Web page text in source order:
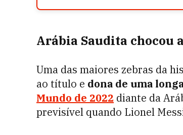
Arábia Saudita chocou
Uma das maiores zebras da
ao título e dona de uma
Mundo de 2022 diante da
previsível quando Lionel